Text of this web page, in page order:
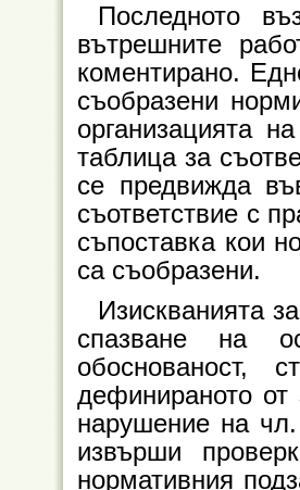
Последното
вътрешните
коментирано.
съобразени
организацията
таблица за
се предвижда
съответствие с
съпоставка кои
са съобразени.
Изискванията
спазване на
обоснованост,
дефинираното
нарушение на
извърши
нормативния